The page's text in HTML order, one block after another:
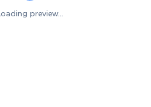
Loading preview...